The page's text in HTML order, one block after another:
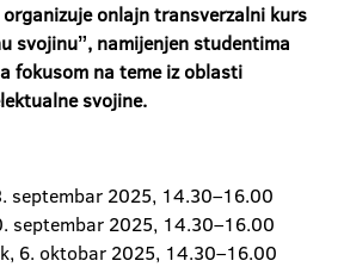
onlajn transverzalni kurs
svojinuˮ, namijenjen studentima
fokusom na teme iz oblasti
svojine.
septembar 2025, 14.30–16.00
septembar 2025, 14.30–16.00
6. oktobar 2025, 14.30–16.00